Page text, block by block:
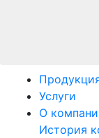
Услуги
О
История